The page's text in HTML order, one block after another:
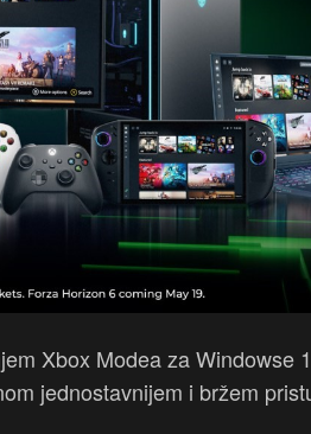
Xbox Modea za Windowse
jednostavnijem i bržem